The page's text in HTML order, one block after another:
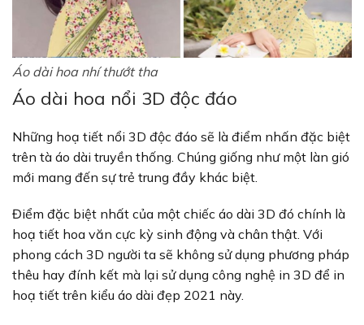
Áo dài hoa nhí thướt tha
Áo dài hoa nổi 3D độc đáo
Những hoạ tiết nổi 3D độc đáo sẽ là điểm nhấn đặc biệt
trên tà áo dài truyền thống. Chúng giống như một làn gió
mới mang đến sự trẻ trung đầy khác biệt.
Điểm đặc biệt nhất của một chiếc áo dài 3D đó chính là
hoạ tiết hoa văn cực kỳ sinh động và chân thật. Với
phong cách 3D người ta sẽ không sử dụng phương pháp
thêu hay đính kết mà lại sử dụng công nghệ in 3D để in
hoạ tiết trên kiểu áo dài đẹp 2021 này.